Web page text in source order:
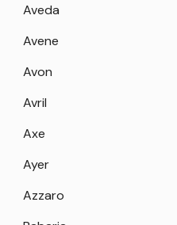
Aveda
Avene
Avon
Avril
Axe
Ayer
Azzaro